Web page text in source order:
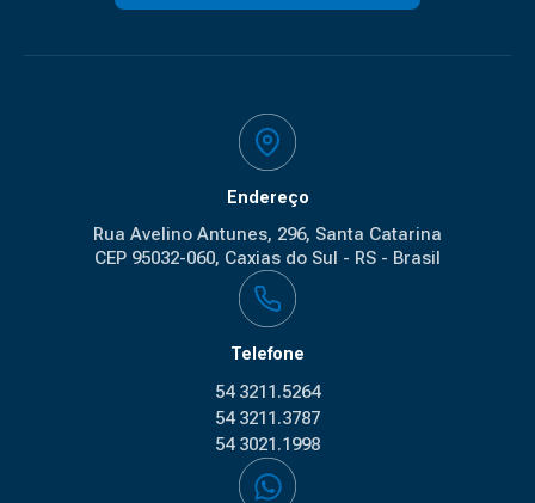
Endereço
Rua Avelino Antunes, 296, Santa Catarina
CEP 95032-060, Caxias do Sul - RS - Brasil
Telefone
54 3211.5264
54 3211.3787
54 3021.1998